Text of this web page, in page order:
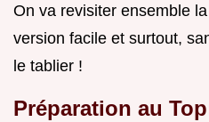
On va revisiter ensemble
version facile et surtout,
le tablier !
Préparation au